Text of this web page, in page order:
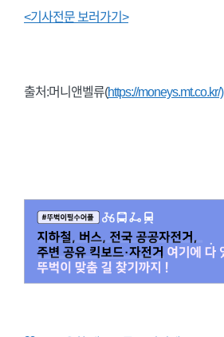
<기사전문 보러가기>
출처:머니앤벨류(https://moneys.mt.co.kr/)